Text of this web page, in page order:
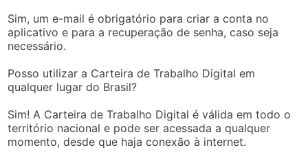
Sim, um e-mail é obrigatório para criar a conta no
aplicativo e para a recuperação de senha, caso seja
necessário.
Posso utilizar a Carteira de Trabalho Digital em
qualquer lugar do Brasil?
Sim! A Carteira de Trabalho Digital é válida em todo o
território nacional e pode ser acessada a qualquer
momento, desde que haja conexão à internet.